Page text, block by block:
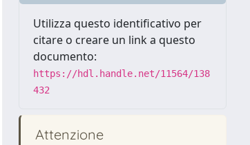
Utilizza questo identificativo per
citare o creare un link a questo
documento:
https://hdl.handle.net/11564/138
432
Attenzione